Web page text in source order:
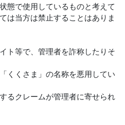
態で使用しているものと考えて
は当方は禁止することはありま
ト等で、管理者を詐称したりそ
くくさま」の名称を悪用してい
るクレームが管理者に寄せられ